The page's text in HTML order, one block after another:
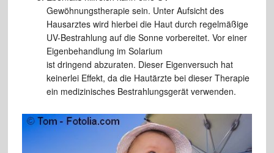
Gewöhnungstherapie sein. Unter Aufsicht des
Hausarztes wird hierbei die Haut durch regelmäßige
UV-Bestrahlung auf die Sonne vorbereitet. Vor einer
Eigenbehandlung im Solarium
ist dringend abzuraten. Dieser Eigenversuch hat
keinerlei Effekt, da die Hautärzte bei dieser Therapie
ein medizinisches Bestrahlungsgerät verwenden.